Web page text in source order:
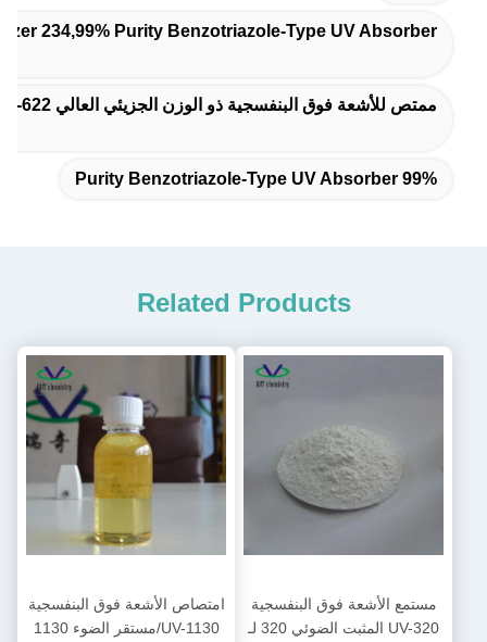
234,99% Purity Benzotriazole-Type UV Absorber
ممتص للأشعة فوق البنفسجية ذو الوزن الجزيئي العالي UV-622,مثبت الضوء منخفض التقلب 622,توافق جيد مع مثبت الضوء البوليمري المعوق
99% Purity Benzotriazole-Type UV Absorber
Related Products
مستمع الأشعة فوق البنفسجية
UV-320 المثبت الضوئي 320 لـ
امتصاص الأشعة فوق البنفسجية
UV-1130/مستقر الضوء 1130